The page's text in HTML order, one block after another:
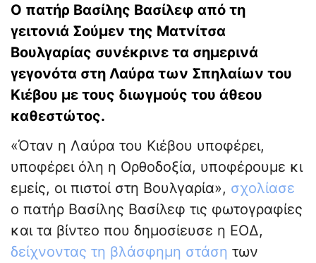
Ο πατήρ Βασίλης Βασίλεφ από τη
γειτονιά Σούμεν της Ματνίτσα
Βουλγαρίας συνέκρινε τα σημερινά
γεγονότα στη Λαύρα των Σπηλαίων του
Κιέβου με τους διωγμούς του άθεου
καθεστώτος.
«Όταν η Λαύρα του Κιέβου υποφέρει,
υποφέρει όλη η Ορθοδοξία, υποφέρουμε κι
εμείς, οι πιστοί στη Βουλγαρία», σχολίασε
ο πατήρ Βασίλης Βασίλεφ τις φωτογραφίες
και τα βίντεο που δημοσίευσε η ΕΟΔ,
δείχνοντας τη βλάσφημη στάση των